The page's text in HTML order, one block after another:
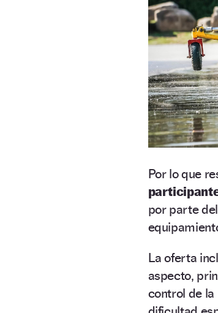
Por lo que
por parte
La oferta
aspecto,
control de